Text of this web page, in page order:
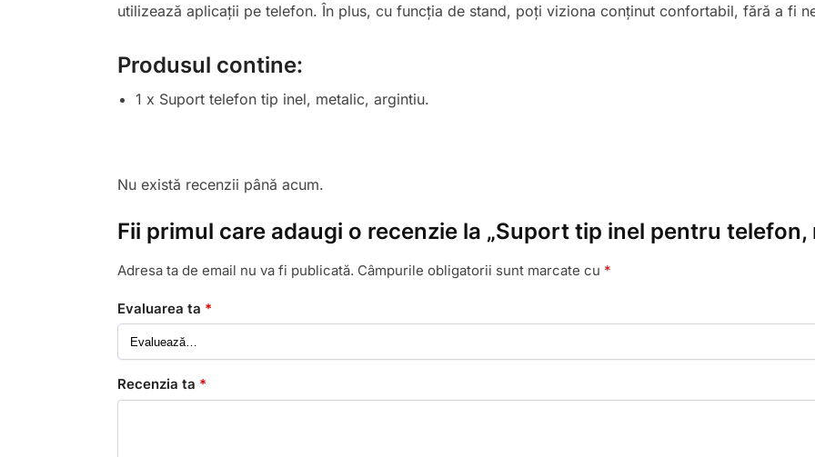
utilizează aplicații pe telefon. În plus, cu funcția de stand, poți viziona conținut confortabil, fără a fi
Produsul contine:
1 x Suport telefon tip inel, metalic, argintiu.
Nu există recenzii până acum.
Fii primul care adaugi o recenzie la „Suport tip inel pentru telefon,
Adresa ta de email nu va fi publicată. Câmpurile obligatorii sunt marcate cu *
Evaluarea ta *
Recenzia ta *